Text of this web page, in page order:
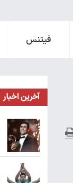
فیتنس
آخرین اخبار